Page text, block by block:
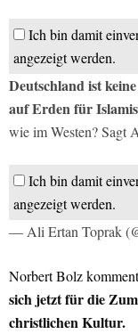
Ich bin damit
angezeigt werden.
Deutschland ist
auf Erden für
wie im Westen? Sagt
Ich bin damit
angezeigt werden.
— Ali Ertan Toprak
Norbert Bolz
sich jetzt für die
christlichen Kultur.